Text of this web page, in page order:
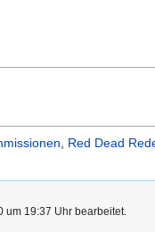
Red Dead
um 19:37 Uhr bearbeitet.